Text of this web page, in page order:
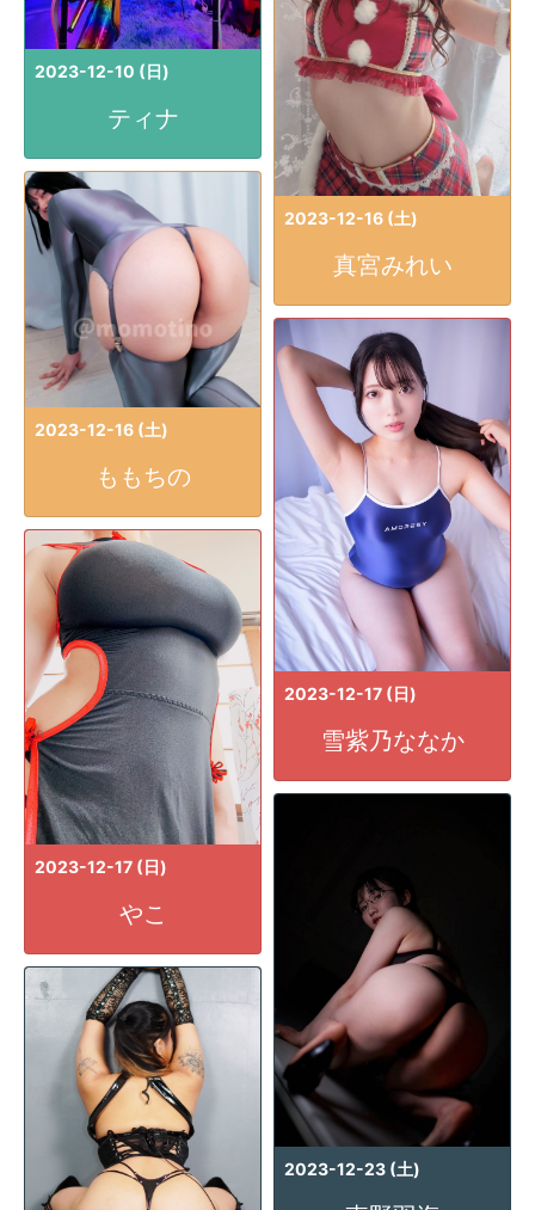
2023-12-10 (日)
ティナ
2023-12-16 (土)
真宮みれい
2023-12-16 (土)
ももちの
2023-12-17 (日)
雪紫乃ななか
2023-12-17 (日)
やこ
2023-12-23 (土)